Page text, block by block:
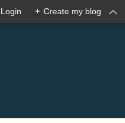
Login + Create my blog